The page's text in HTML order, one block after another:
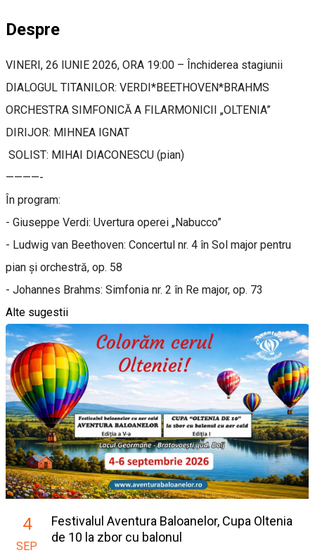
Despre
VINERI, 26 IUNIE 2026, ORA 19:00 – Închiderea stagiunii
DIALOGUL TITANILOR: VERDI*BEETHOVEN*BRAHMS
ORCHESTRA SIMFONICĂ A FILARMONICII „OLTENIA”
DIRIJOR: MIHNEA IGNAT
SOLIST: MIHAI DIACONESCU (pian)
————-
În program:
- Giuseppe Verdi: Uvertura operei „Nabucco”
- Ludwig van Beethoven: Concertul nr. 4 în Sol major pentru
pian și orchestră, op. 58
- Johannes Brahms: Simfonia nr. 2 în Re major, op. 73
Alte sugestii
4
SEP
Festivalul Aventura Baloanelor, Cupa Oltenia
de 10 la zbor cu balonul